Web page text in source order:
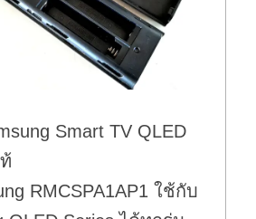
Smart TV QLED
RMCSPA1AP1 ใช้กับ